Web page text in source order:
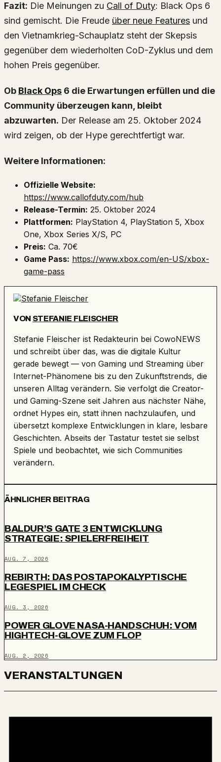
Fazit: Die Meinungen zu Call of Duty: Black Ops 6
sind gemischt. Die Freude über neue Features und
den Vietnamkrieg-Schauplatz steht der Skepsis
gegenüber dem wiederholten CoD-Zyklus und dem
hohen Preis gegenüber.
Ob Black Ops 6 die Erwartungen erfüllen und die
Community überzeugen kann, bleibt
abzuwarten. Der Release am 25. Oktober 2024
wird zeigen, ob der Hype gerechtfertigt war.
Weitere Informationen:
Offizielle Website:
https://www.callofduty.com/hub
Release-Termin: 25. Oktober 2024
Plattformen: PlayStation 4, PlayStation 5, Xbox
One, Xbox Series X/S, PC
Preis: Ca. 70€
Game Pass: https://www.xbox.com/en-US/xbox-
game-pass
VON STEFANIE FLEISCHER
Stefanie Fleischer ist Redakteurin bei CowoNEWS
und schreibt über das, was die digitale Kultur
gerade bewegt — von Gaming und Streaming über
Internet-Phänomene bis zu den Zukunftstrends, die
unseren Alltag verändern. Sie verfolgt die Creator-
und Gaming-Szene seit Jahren aus nächster Nähe,
ordnet Hypes ein, statt ihnen nachzulaufen, und
übersetzt komplexe Entwicklungen in klare, lesbare
Geschichten. Abseits der Tastatur testet sie selbst
Spiele und beobachtet, wie sich Communities
verändern.
ÄHNLICHER BEITRAG
BALDUR’S GATE 3 ENTWICKLUNG
STRATEGIE: SPIELERFREIHEIT
AUG. 7, 2026
REBIRTH: DAS POSTAPOKALYPTISCHE
LEGESPIEL IM CHECK
AUG. 3, 2026
POWER GLOVE NASA-HANDSCHUH: VOM
HIGHTECH-GLOVE ZUM FLOP
AUG. 2, 2026
VERANSTALTUNGEN